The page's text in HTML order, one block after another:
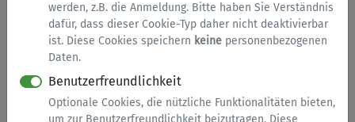
werden, z.B. die Anmeldung. Bitte haben Sie Verständnis
dafür, dass dieser Cookie-Typ daher nicht deaktivierbar
ist. Diese Cookies speichern keine personenbezogenen
Daten.
Benutzerfreundlichkeit
Optionale Cookies, die nützliche Funktionalitäten bieten,
um zur Benutzerfreundlichkeit beizutragen. Diese
Tiere, Jagd
Jagdschein